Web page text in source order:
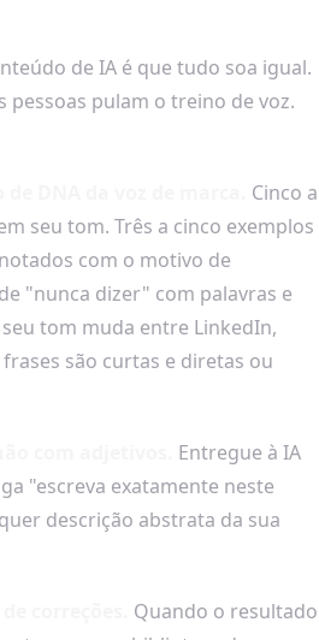
de IA é que tudo soa igual.
pessoas pulam o treino de voz.
Cinco a
seu tom. Três a cinco exemplos
com o motivo de
"nunca dizer" com palavras e
tom muda entre LinkedIn,
são curtas e diretas ou
Entregue à IA
"escreva exatamente neste
descrição abstrata da sua
Quando o resultado